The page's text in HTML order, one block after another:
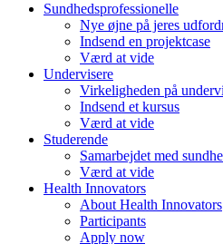
Sundhedsprofessionelle
Nye øjne på jeres
Indsend en projektcase
Værd at vide
Undervisere
Virkeligheden på
Indsend et kursus
Værd at vide
Studerende
Samarbejdet med
Værd at vide
Health Innovators
About Health Innovators
Participants
Apply now